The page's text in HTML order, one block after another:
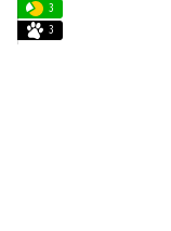
3
3